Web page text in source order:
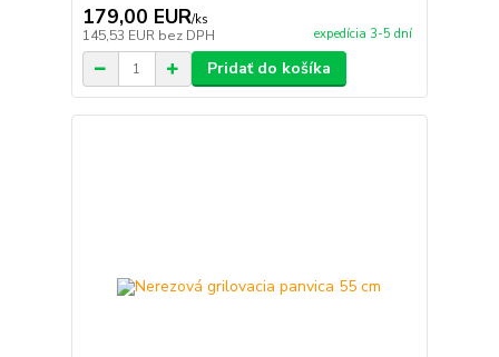
179,00 EUR/ks
145,53 EUR bez DPH expedícia 3-5 dní
Pridať do košíka